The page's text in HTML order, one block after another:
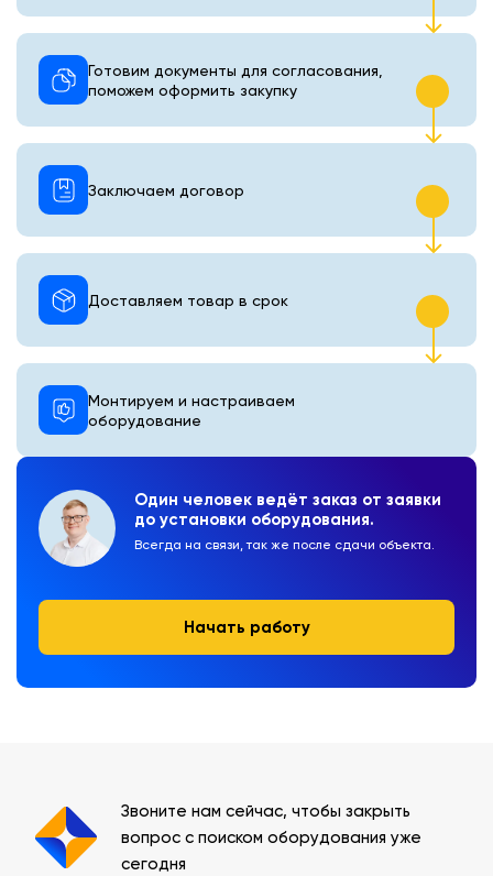
Один человек ведёт заказ от заявки
до установки оборудования.
Всегда на связи, так же после сдачи объекта.
Начать работу
Готовим документы для согласования,
поможем оформить закупку
Монтируем и настраиваем
оборудование
Доставляем товар в срок
Заключаем договор
Звоните нам сейчас, чтобы закрыть
вопрос с поиском оборудования уже
сегодня